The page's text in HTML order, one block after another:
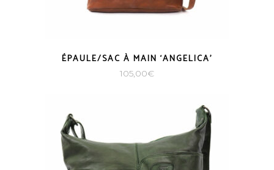
ÉPAULE/SAC À MAIN ‘ANGELICA’
105,00€